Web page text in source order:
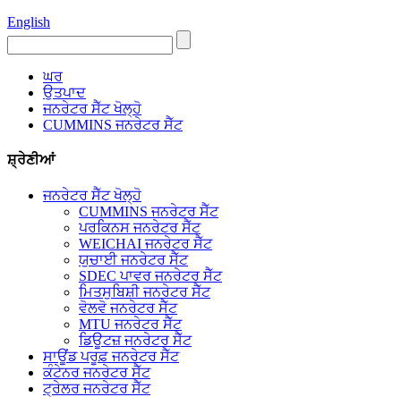
English
ਘਰ
ਉਤਪਾਦ
ਜਨਰੇਟਰ ਸੈੱਟ ਖੋਲ੍ਹੋ
CUMMINS ਜਨਰੇਟਰ ਸੈੱਟ
ਸ਼੍ਰੇਣੀਆਂ
ਜਨਰੇਟਰ ਸੈੱਟ ਖੋਲ੍ਹੋ
CUMMINS ਜਨਰੇਟਰ ਸੈੱਟ
ਪਰਕਿਨਸ ਜਨਰੇਟਰ ਸੈੱਟ
WEICHAI ਜਨਰੇਟਰ ਸੈੱਟ
ਯੁਚਾਈ ਜਨਰੇਟਰ ਸੈੱਟ
SDEC ਪਾਵਰ ਜਨਰੇਟਰ ਸੈੱਟ
ਮਿਤਸੁਬਿਸ਼ੀ ਜਨਰੇਟਰ ਸੈੱਟ
ਵੋਲਵੋ ਜਨਰੇਟਰ ਸੈੱਟ
MTU ਜਨਰੇਟਰ ਸੈੱਟ
ਡਿਊਟਜ਼ ਜਨਰੇਟਰ ਸੈੱਟ
ਸਾਊਂਡ ਪਰੂਫ਼ ਜਨਰੇਟਰ ਸੈੱਟ
ਕੰਟੇਨਰ ਜਨਰੇਟਰ ਸੈੱਟ
ਟ੍ਰੇਲਰ ਜਨਰੇਟਰ ਸੈੱਟ